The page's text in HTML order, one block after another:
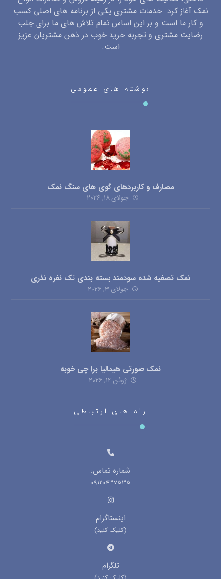
نمک آغاز کرد. خدمات مشتری یکی از برنامه های اصلی کسب
و کار ما است و بر این اساس تمام تلاش های ما برای جلب
رضایت مشتری و تجربه خرید خوب در ذهن مشتریان عزیز
است.
نوشته های عمومی
مصارف و کاربردهای گوی های سنگ نمک
جولای ۱۸, ۲۰۲۶
نمک تصفیه شده سودمند بسته بندی تک نفره نذری
جولای ۳, ۲۰۲۶
نمک صورتی هیمالیا برا چی خوبه
ژوئن ۱۲, ۲۰۲۶
راه های ارتباطی
شماره تماس:
09120437535
اینستاگرام
(کلیک کنید)
تلگرام